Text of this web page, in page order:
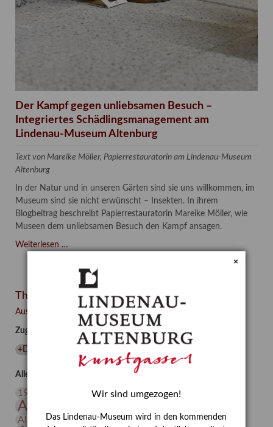
Der Kampf gegen unliebsamen Besuch –
Integriertes Schädlingsmanagement am
Lindenau-Museum Altenburg
Text von Mareike Möller, Papierrestauratorin am Lindenau-Museum
Altenburg
In der Natur und in unseren Gärten sind sie uns willkommen, im
Museum sind sie nicht erwünscht – Insekten. In ihrem
Blogbeitrag beschreibt Papierrestauratorin Mareike Möller, wie
Museen dem unliebsamen Besuch den Kampf ansagen.
Weiterlesen …Der
gegen
unliebsamen
Besuch
Integriertes
Schädlingsmanagement
am
Lindenau-
Themen
Ausgewählte Auszeichnungen zurücksetzen
Zugehörige Auszeichnungen
+Depot
Alle Auszeichnungen (106)
19. Jahrhundert
20. Jahrhundert
Altenburg
Altenburger Praxisjahr Altenburger Schlossberg
×
Wir sind umgezogen!
Das Lindenau-Museum wird in den kommenden